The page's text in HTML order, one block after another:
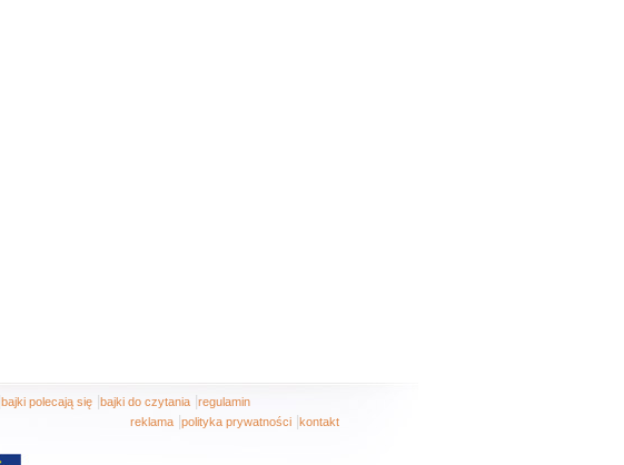
bajki polecają się bajki do czytania regulamin
reklama polityka prywatności kontakt